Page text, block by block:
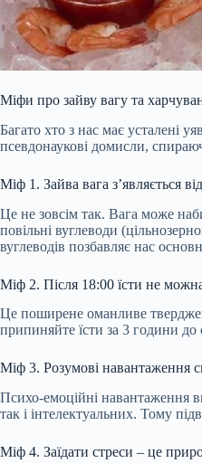
Міфи про зайву вагу та
Багато хто з нас має усталені
псевдонаукові домисли,
Міф 1. Зайва вага з’являється
Це не зовсім так. Вага може
повільні вуглеводи
вуглеводів позбавляє нас
Міф 2. Після 18:00 їсти не
Це поширене оманливе
припиняйте їсти за 3 години до
Міф 3. Розумові навантаження
Психо-емоційні навантаження
так і інтелектуальних. Тому
Міф 4. Заїдати стреси – це